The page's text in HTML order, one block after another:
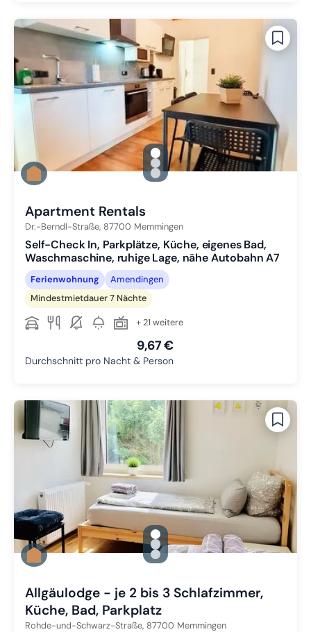
gallery.slide_selector
Zu Slide 1 wechseln
Zu Slide 2 wechseln
Zu Slide 3 wechseln
Apartment Rentals
Dr.-Berndl-Straße, 87700 Memmingen
Self-Check In, Parkplätze, Küche, eigenes Bad,
Waschmaschine, ruhige Lage, nähe Autobahn A7
Ferienwohnung
Amendingen
Mindestmietdauer 7 Nächte
+ 21 weitere
9,67 €
Durchschnitt pro Nacht & Person
gallery.slide_selector
Zu Slide 1 wechseln
Zu Slide 2 wechseln
Zu Slide 3 wechseln
Allgäulodge - je 2 bis 3 Schlafzimmer,
Küche, Bad, Parkplatz
Rohde-und-Schwarz-Straße, 87700 Memmingen